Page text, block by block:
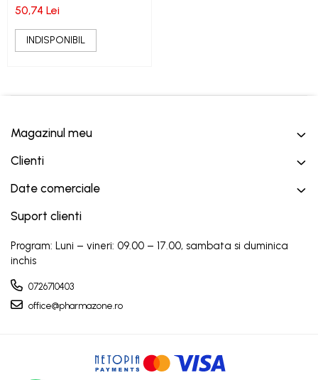
50,74 Lei
INDISPONIBIL
Magazinul meu
Clienti
Date comerciale
Suport clienti
Program: Luni – vineri: 09.00 – 17.00, sambata si duminica
inchis
0726710403
office@pharmazone.ro